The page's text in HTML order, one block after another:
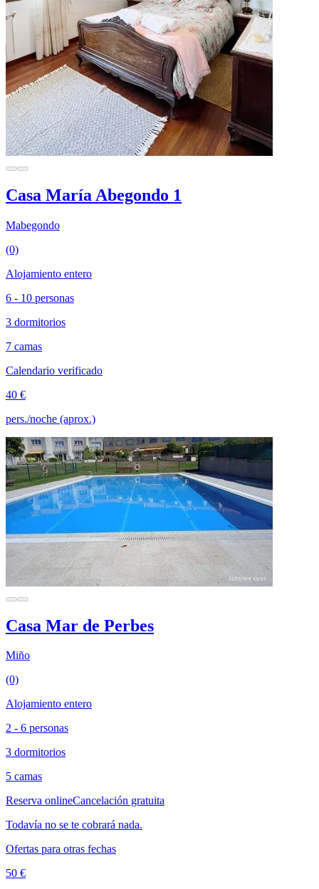
Casa María Abegondo 1
Mabegondo
(0)
Alojamiento entero
6 - 10 personas
3 dormitorios
7 camas
Calendario verificado
40 €
pers./noche (aprox.)
Casa Mar de Perbes
Miño
(0)
Alojamiento entero
2 - 6 personas
3 dormitorios
5 camas
Reserva onlineCancelación gratuita
Todavía no se te cobrará nada.
Ofertas para otras fechas
50 €